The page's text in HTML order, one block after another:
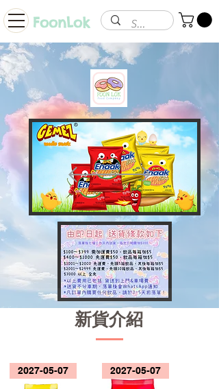
FoonLok
新貨介紹
2027-05-07 2027-05-07